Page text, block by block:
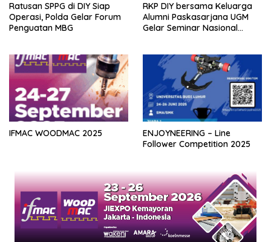
Ratusan SPPG di DIY Siap
Operasi, Polda Gelar Forum
Penguatan MBG
RKP DIY bersama Keluarga
Alumni Paskasarjana UGM
Gelar Seminar Nasional
IFMAC WOODMAC 2025
ENJOYNEERING – Line
Follower Competition 2025